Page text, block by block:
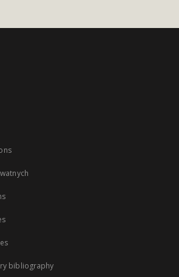
bibliography